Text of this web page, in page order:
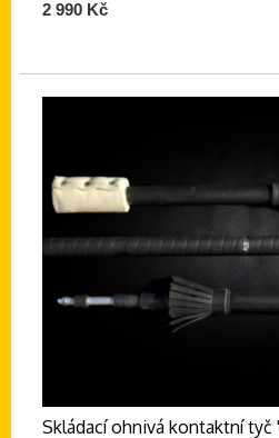
2 990 Kč
Skládací ohnivá kontaktní tyč